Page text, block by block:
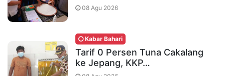
08 Agu 2026
Kabar Bahari
Tarif 0 Persen Tuna Cakalang
ke Jepang, KKP…